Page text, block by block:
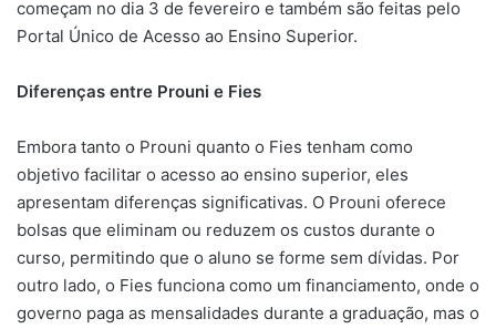
começam no dia 3 de fevereiro e também são feitas pelo
Portal Único de Acesso ao Ensino Superior.
Diferenças entre Prouni e Fies
Embora tanto o Prouni quanto o Fies tenham como
objetivo facilitar o acesso ao ensino superior, eles
apresentam diferenças significativas. O Prouni oferece
bolsas que eliminam ou reduzem os custos durante o
curso, permitindo que o aluno se forme sem dívidas. Por
outro lado, o Fies funciona como um financiamento, onde o
governo paga as mensalidades durante a graduação, mas o